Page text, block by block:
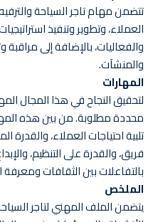
تتضمن مهام تاجر السياحة
العملاء، وتطوير وتنفيذ
والفعاليات، بالإضافة إلى
والمنشآت.
المهارات
لتحقيق النجاح في هذا المجال
محددة مطلوبة. من بين هذه
تلبية احتياجات العملاء،
فريق، والقدرة على التنظيم،
بالتفاعلات بين الثقافات ومعرفة
الملخص
يتضمن الملف المهني لتاجر